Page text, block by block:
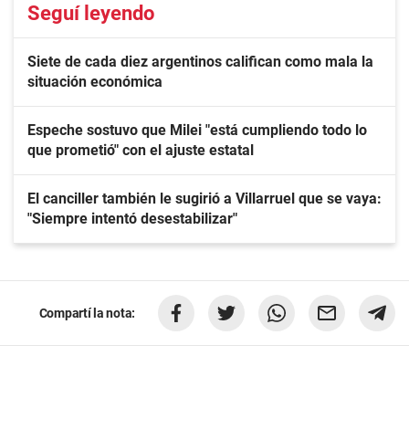
Seguí leyendo
Siete de cada diez argentinos califican como mala la
situación económica
Espeche sostuvo que Milei "está cumpliendo todo lo
que prometió" con el ajuste estatal
El canciller también le sugirió a Villarruel que se vaya:
"Siempre intentó desestabilizar"
Compartí la nota: